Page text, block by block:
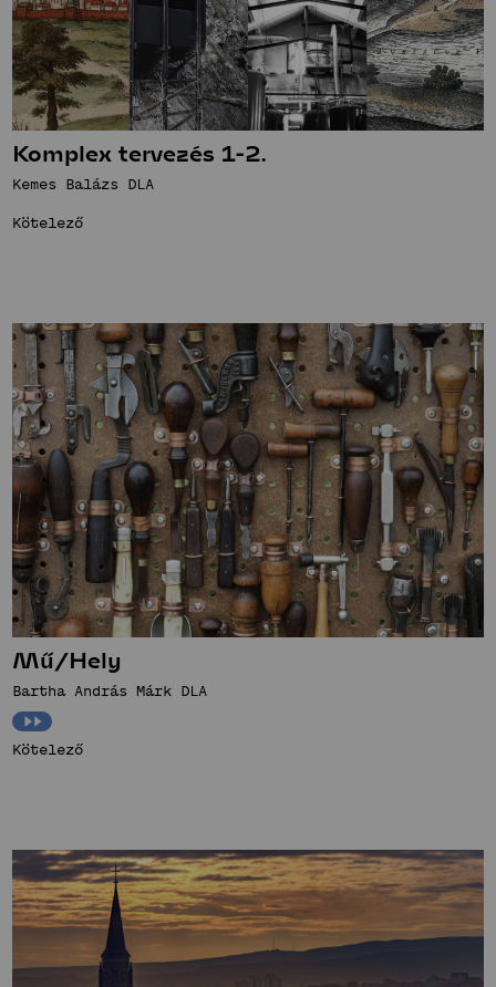
Komplex tervezés 1-2.
Kemes Balázs DLA
Kötelező
Mű/Hely
Bartha András Márk DLA
Kötelező